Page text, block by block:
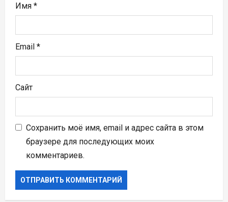
м
Имя *
Email *
Сайт
Сохранить моё имя, email и адрес сайта в этом
браузере для последующих моих
комментариев.